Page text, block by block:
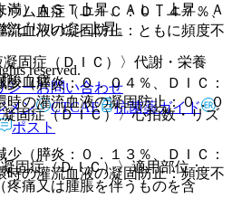
）ＡＳＴ上昇、ＡＬＴ上昇、Ａ
ビリルビン上昇。
固症（ＤＩＣ）〉代謝・栄養
酸血症。
固症（ＤＩＣ）〉心拍数・リズ
固症（ＤＩＣ）〉適用部位：
疼痛又は腫脹を伴うものを含
ム血症（ＤＩＣ：０．４７％、
流血液の凝固防止：ともに頻度不
（膵炎：０．０４％、ＤＩＣ：
時の灌流血液の凝固防止：０．０
（膵炎：０．１３％、ＤＩＣ：
時の灌流血液の凝固防止：頻度不
reserved.
シーお問い合わせ
メン CTCAE
抗菌薬ガイド
ポスト